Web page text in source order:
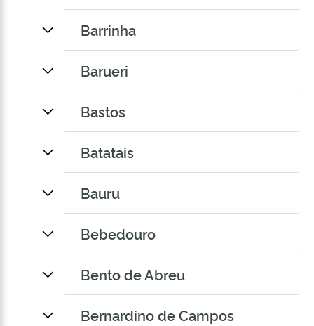
Barrinha
Barueri
Bastos
Batatais
Bauru
Bebedouro
Bento de Abreu
Bernardino de Campos